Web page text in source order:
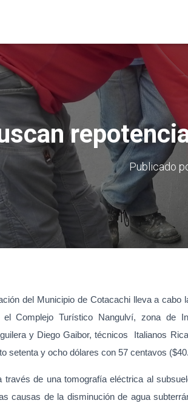
Publicado
del Municipio de Cotacachi lleva a
Complejo Turístico Nangulví, zona de
y Diego Gaibor, técnicos Italianos
setenta y ocho dólares con 57 centavos
través de una tomografía eléctrica al
causas de la disminución de agua